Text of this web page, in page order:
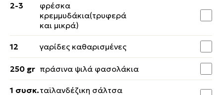
2-3
φρέσκα
κρεμμυδάκια(τρυφερά
και μικρά)
12 γαρίδες καθαρισμένες
250 gr πράσινα ψιλά φασολάκια
1 συσκ.ταϊλανδέζικη σάλτσα